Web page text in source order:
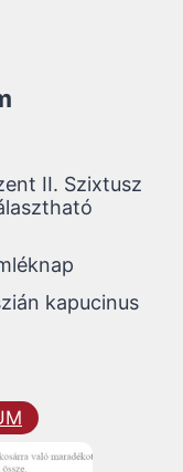
II. Szixtusz
kapucinus